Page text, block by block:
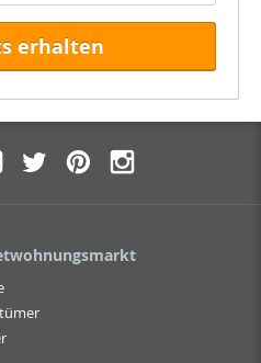
erhalten